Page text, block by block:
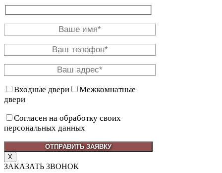
Входные двери
Межкомнатные
двери
Согласен на обработку своих
персональных данных
X
ЗАКАЗАТЬ ЗВОНОК